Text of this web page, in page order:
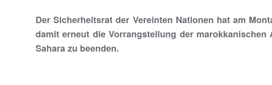
Der Sicherheitsrat der Vereinten Nationen hat am
damit erneut die Vorrangstellung der
Sahara zu beenden.